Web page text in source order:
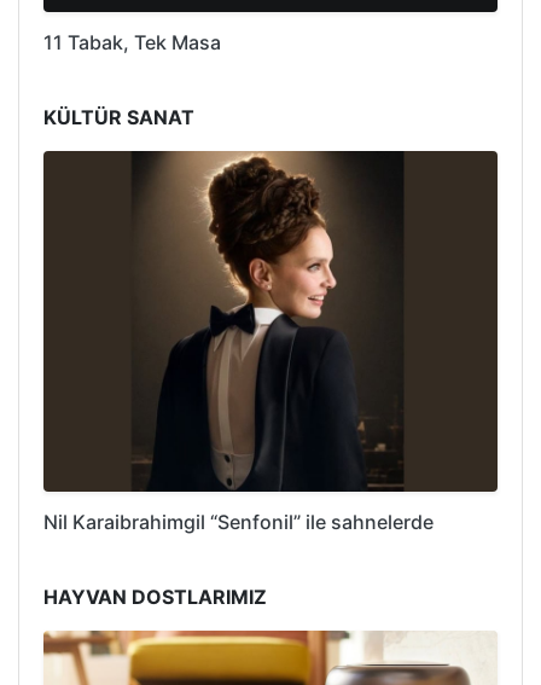
11 Tabak, Tek Masa
KÜLTÜR SANAT
Nil Karaibrahimgil “Senfonil” ile sahnelerde
HAYVAN DOSTLARIMIZ